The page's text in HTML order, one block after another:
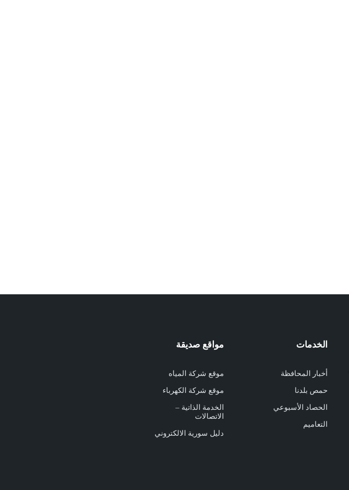
الخدمات
أخبار المحافظة
حمص بلدنا
الحصاد الأسبوعي
التعاميم
مواقع صديقة
موقع شركة المياه
موقع شركة الكهرباء
الخدمة الذاتية –
الاتصالات
دليل سورية الالكتروني